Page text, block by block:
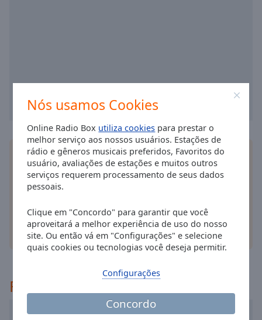
Nós usamos Cookies
Online Radio Box utiliza cookies para prestar o
melhor serviço aos nossos usuários. Estações de
rádio e gêneros musicais preferidos, Favoritos do
usuário, avaliações de estações e muitos outros
serviços requerem processamento de seus dados
pessoais.
Clique em "Concordo" para garantir que você
aproveitará a melhor experiência de uso do nosso
site. Ou então vá em "Configurações" e selecione
quais cookies ou tecnologias você deseja permitir.
Concordo
Configurações
Picture-
Picture
Fullscreen
window.
Beginning
window.
Escape
Instale oaplicativoOnline Radio Box gratuito para
o seu smartphone e ouça as suas estações de
rádio favoritas online - onde quer que você esteja!
outras opções
Recomendado
Caribafm